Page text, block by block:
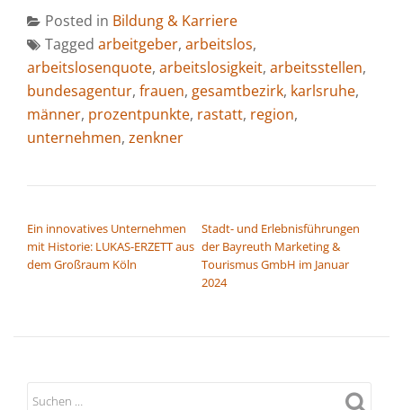
Posted in Bildung & Karriere
Tagged arbeitgeber, arbeitslos,
arbeitslosenquote, arbeitslosigkeit, arbeitsstellen,
bundesagentur, frauen, gesamtbezirk, karlsruhe,
männer, prozentpunkte, rastatt, region,
unternehmen, zenkner
Ein innovatives Unternehmen
mit Historie: LUKAS-ERZETT aus
dem Großraum Köln
Stadt- und Erlebnisführungen
der Bayreuth Marketing &
Tourismus GmbH im Januar
2024